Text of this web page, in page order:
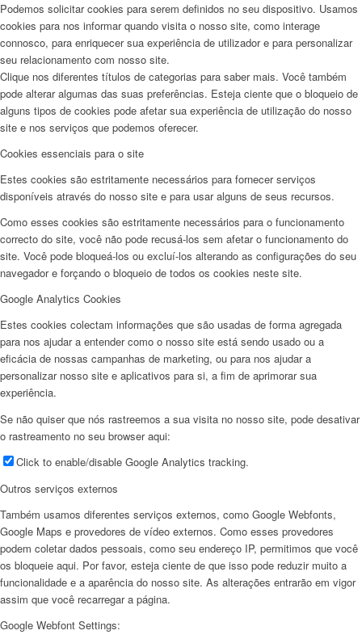
Podemos solicitar cookies para serem definidos no seu dispositivo. Usamos
cookies para nos informar quando visita o nosso site, como interage
connosco, para enriquecer sua experiência de utilizador e para personalizar
seu relacionamento com nosso site.
Clique nos diferentes títulos de categorias para saber mais. Você também
pode alterar algumas das suas preferências. Esteja ciente que o bloqueio de
alguns tipos de cookies pode afetar sua experiência de utilização do nosso
site e nos serviços que podemos oferecer.
Cookies essenciais para o site
Estes cookies são estritamente necessários para fornecer serviços
disponíveis através do nosso site e para usar alguns de seus recursos.
Como esses cookies são estritamente necessários para o funcionamento
correcto do site, você não pode recusá-los sem afetar o funcionamento do
site. Você pode bloqueá-los ou excluí-los alterando as configurações do seu
navegador e forçando o bloqueio de todos os cookies neste site.
Google Analytics Cookies
Estes cookies colectam informações que são usadas de forma agregada
para nos ajudar a entender como o nosso site está sendo usado ou a
eficácia de nossas campanhas de marketing, ou para nos ajudar a
personalizar nosso site e aplicativos para si, a fim de aprimorar sua
experiência.
Se não quiser que nós rastreemos a sua visita no nosso site, pode desativar
o rastreamento no seu browser aqui:
Click to enable/disable Google Analytics tracking.
Outros serviços externos
Também usamos diferentes serviços externos, como Google Webfonts,
Google Maps e provedores de vídeo externos. Como esses provedores
podem coletar dados pessoais, como seu endereço IP, permitimos que você
os bloqueie aqui. Por favor, esteja ciente de que isso pode reduzir muito a
funcionalidade e a aparência do nosso site. As alterações entrarão em vigor
assim que você recarregar a página.
Google Webfont Settings: